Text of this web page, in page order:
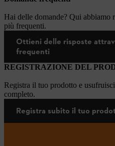
Hai delle domande? Qui abbiamo
più frequenti.
Ottieni delle risposte
frequenti
REGISTRAZIONE DEL
Registra il tuo prodotto e
completo.
Registra subito il tuo